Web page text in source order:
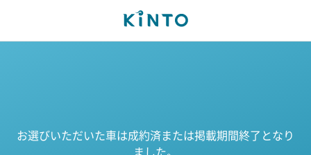
お選びいただいた車は成約済または掲載期間終了となり
ました。